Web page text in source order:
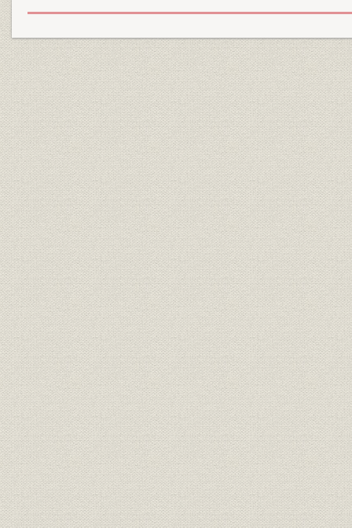
第1節 日清・日露戦争と海運業
第2節 大阪商船の発展
1. 経営の近代化
2. 戦争と航路の拡充
3. 業績
第3節 三井物産船舶部の設立
1. 三井物産の発展と船舶部
2. 海運業の展開
3. 業績
第3章 第1次大戦期における飛躍
第1節 大戦ブームと日本海運
第2節 大阪商船の遠洋航路伸張
1. 第1次世界大戦と大阪商船
2. 海外航路の飛躍
3. 業績
第3節 三井物産船舶部の拡充